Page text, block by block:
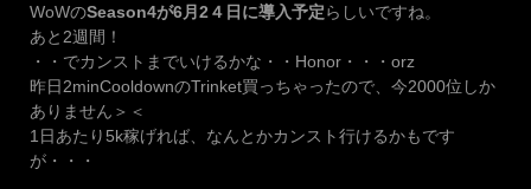
WoWのSeason4が6月2４日に導入予定らしいですね。
あと2週間！
・・でカンストまでいけるかな・・Honor・・・orz
昨日2minCooldownのTrinket買っちゃったので、今2000位しか
ありません＞＜
1日あたり5k稼げれば、なんとかカンスト行けるかもです
が・・・